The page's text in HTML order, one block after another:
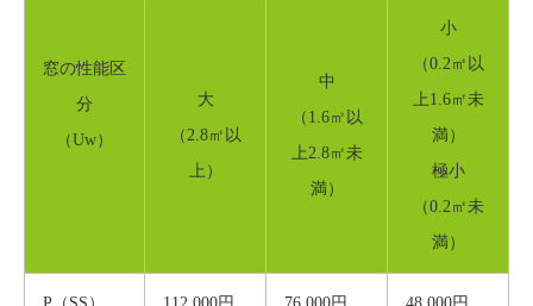
窓の性能区
分
（Uw）
大
（2.8㎡以
上）
中
（1.6㎡以
上2.8㎡未
満）
小
（0.2㎡以
上1.6㎡未
満）
極小
（0.2㎡未
満）